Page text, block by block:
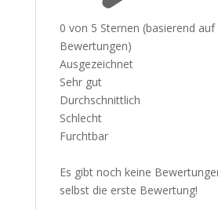
0 von 5 Sternen (basierend auf
Bewertungen)
Ausgezeichnet
Sehr gut
Durchschnittlich
Schlecht
Furchtbar
Es gibt noch keine
selbst die erste Bewertung!